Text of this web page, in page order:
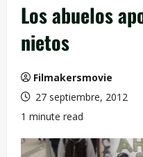
Los abuelos
nietos
Filmakersmovie
27 septiembre, 2012
1 minute read